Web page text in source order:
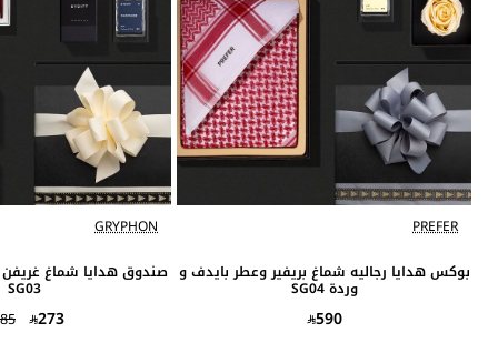
PREFER
بوكس هدايا رجاليه شماغ بريفير وعطر بايدف و
وردة SG04
590
GRYPHON
صندوق هدايا شماغ
SG03
273